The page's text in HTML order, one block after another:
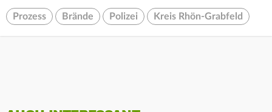
Prozess Brände Polizei Kreis Rhön-Grabfeld